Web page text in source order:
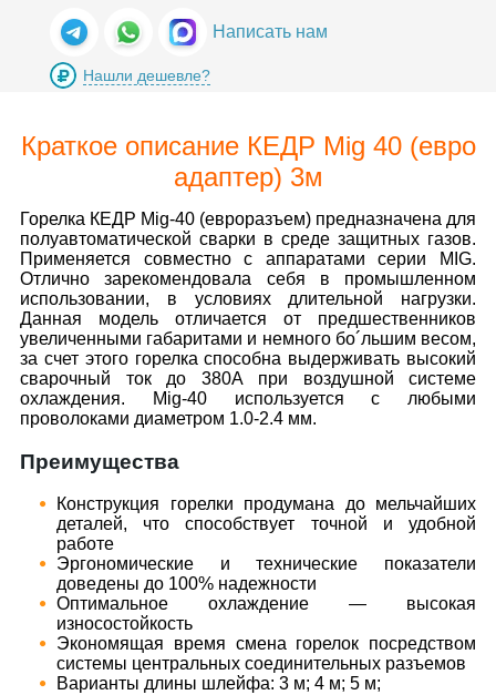
Написать нам
Нашли дешевле?
Краткое описание КЕДР Mig 40 (евро
адаптер) 3м
Горелка КЕДР Mig-40 (евроразъем) предназначена для
полуавтоматической сварки в среде защитных газов.
Применяется совместно с аппаратами серии MIG.
Отлично зарекомендовала себя в промышленном
использовании, в условиях длительной нагрузки.
Данная модель отличается от предшественников
увеличенными габаритами и немного бо´льшим весом,
за счет этого горелка способна выдерживать высокий
сварочный ток до 380А при воздушной системе
охлаждения. Mig-40 используется с любыми
проволоками диаметром 1.0-2.4 мм.
Преимущества
Конструкция горелки продумана до мельчайших
деталей, что способствует точной и удобной
работе
Эргономические и технические показатели
доведены до 100% надежности
Оптимальное охлаждение — высокая
износостойкость
Экономящая время смена горелок посредством
системы центральных соединительных разъемов
Варианты длины шлейфа: 3 м; 4 м; 5 м;